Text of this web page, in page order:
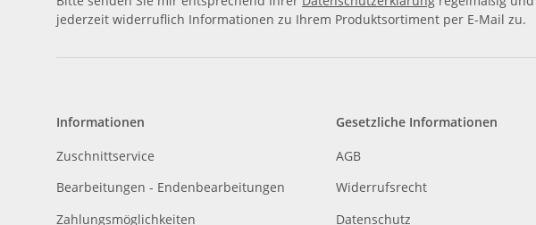
jederzeit widerruflich Informationen zu Ihrem Produktsortiment per E-Mail zu.
Informationen
Zuschnittservice
Bearbeitungen - Endenbearbeitungen
Zahlungsmöglichkeiten
Gesetzliche Informationen
AGB
Widerrufsrecht
Datenschutz